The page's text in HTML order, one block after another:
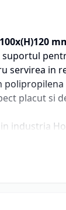
servirea in
placut si
industria